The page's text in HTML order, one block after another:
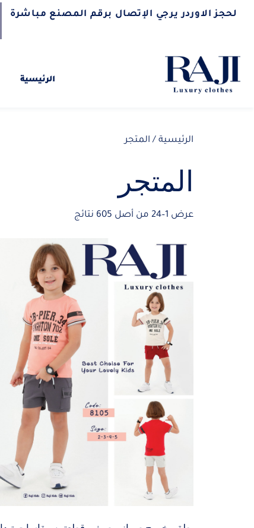
لحجز الاوردر يرجي الإتصال برقم المصنع مباشرة
الرئيسية
الرئيسية / المتجر
المتجر
عرض 1–24 من أصل 605 نتائج